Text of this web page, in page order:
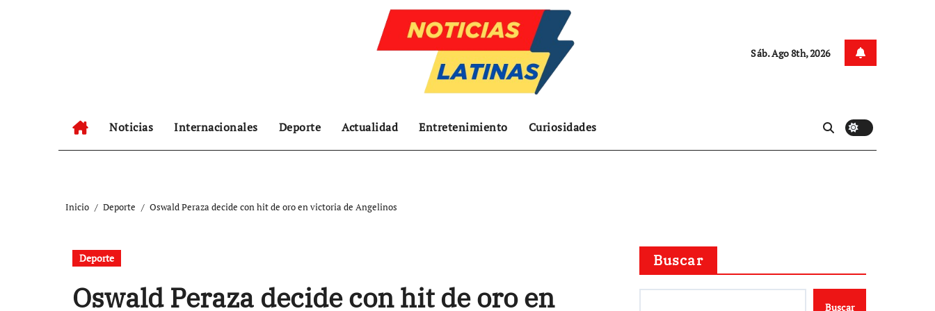
Sáb. Ago 8th, 2026
Noticias Internacionales Deporte Actualidad Entretenimiento Curiosidades
Inicio Deporte Oswald Peraza decide con hit de oro en victoria de Angelinos
Deporte
Oswald Peraza decide con hit de oro en
Buscar
Buscar